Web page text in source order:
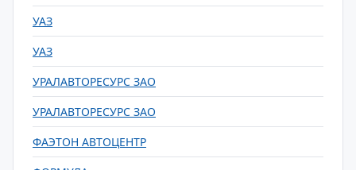
УАЗ
УАЗ
УРАЛАВТОРЕСУРС ЗАО
УРАЛАВТОРЕСУРС ЗАО
ФАЭТОН АВТОЦЕНТР